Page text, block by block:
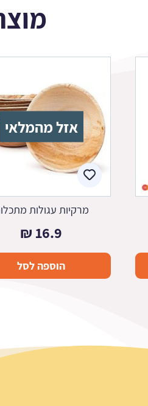
אזל מהמלאי
מרקיות עגולות
16.9
₪
הוספה לסל